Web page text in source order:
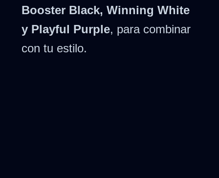
Booster Black, Winning White
y Playful Purple, para combinar
con tu estilo.